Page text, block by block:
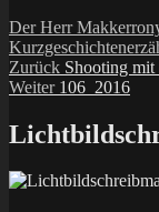
Autor
Der Herr
Kurzgeschichten
Zurück Vorheriger
Beitrag:
Shooting mit
Weiter Nächster
106_2016